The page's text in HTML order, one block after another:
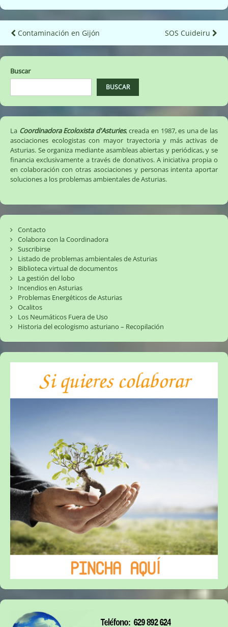
Navegación
de
entradas
Contaminación en Gijón SOS Cuideiru
Buscar
BUSCAR
La Coordinadora Ecoloxista d'Asturies, creada en 1987, es una de las
asociaciones ecologistas con mayor trayectoria y más activas de
Asturias. Se organiza mediante asambleas abiertas y periódicas, y se
financia exclusivamente a través de donativos. A iniciativa propia o
en colaboración con otras asociaciones y personas intenta aportar
soluciones a los problemas ambientales de Asturias.
Contacto
Colabora con la Coordinadora
Suscribirse
Listado de problemas ambientales de Asturias
Biblioteca virtual de documentos
La gestión del lobo
Incendios en Asturias
Problemas Energéticos de Asturias
Ocalitos
Los Neumáticos Fuera de Uso
Historia del ecologismo asturiano – Recopilación